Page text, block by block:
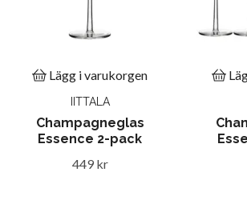
Lägg i varukorgen
IITTALA
Champagneglas
Essence 2-pack
449 kr